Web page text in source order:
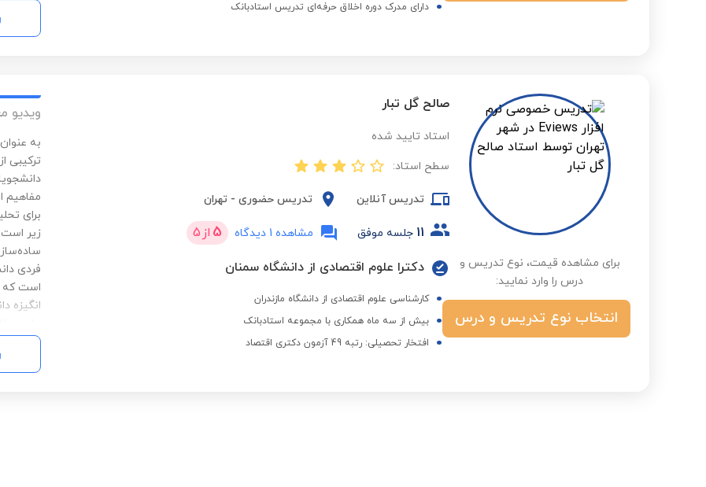
دارای مدرک دوره اخلاق حرفه‌ای تدریس استادبانک
برای مشاهده قیمت، نوع تدریس و
درس را وارد نمایید:
انتخاب نوع تدریس و درس
صالح گل تبار
استاد تایید شده
سطح استاد:
تدریس آنلاین تدریس حضوری - تهران
11 جلسه موفق مشاهده 1 دیدگاه 5 از 5
دکترا علوم اقتصادی از دانشگاه سمنان
کارشناسی علوم اقتصادی از دانشگاه مازندران
بیش از سه ماه همکاری با مجموعه استادبانک
افتخار تحصیلی: رتبه 49 آزمون دکتری اقتصاد
ویدیو
به
ترکیبی
مفاهیم
برای
زیر
فردی
است که
انگیزه
میکند.
کنم که